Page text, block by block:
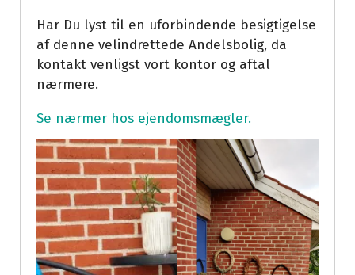
Har Du lyst til en uforbindende besigtigelse
af denne velindrettede Andelsbolig, da
kontakt venligst vort kontor og aftal
nærmere.
Se nærmer hos ejendomsmægler.